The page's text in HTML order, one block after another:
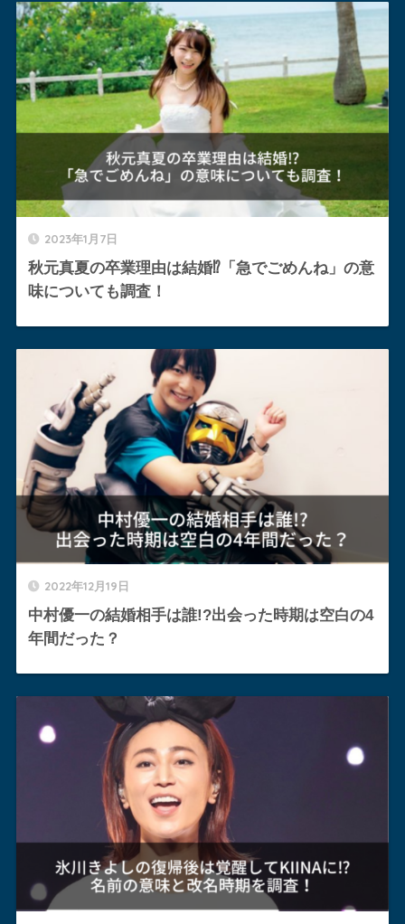
2023年1月7日
秋元真夏の卒業理由は結婚⁉︎「急でごめんね」の意
味についても調査！
2022年12月19日
中村優一の結婚相手は誰!?出会った時期は空白の4
年間だった？